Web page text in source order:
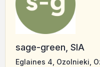
sage-green, SIA
Eglaines 4, Ozolnieki,